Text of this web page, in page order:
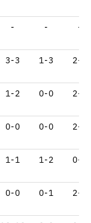
- - -
3-3 1-3 2-2
1-2 0-0 2-4
0-0 0-0 2-2
1-1 1-2 0-0
0-0 0-1 2-2